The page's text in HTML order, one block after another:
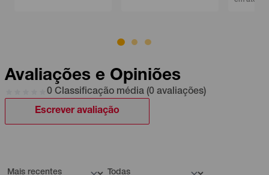
Avaliações e Opiniões
0 Classificação média (0 avaliações)
Escrever avaliação